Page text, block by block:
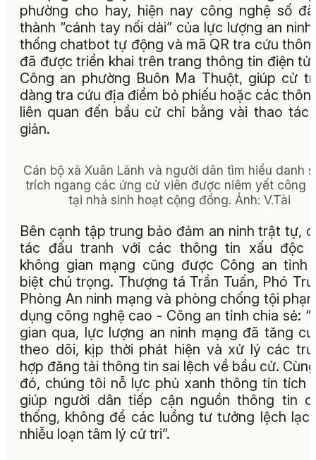
phường cho hay, hiện nay công nghệ số
thành “cánh tay nối dài” của lực lượng an
thống chatbot tự động và mã QR tra cứu
đã được triển khai trên trang thông tin điện tử
Công an phường Buôn Ma Thuột, giúp cử
dàng tra cứu địa điểm bỏ phiếu hoặc các
liên quan đến bầu cử chỉ bằng vài thao tác
giản.
Cán bộ xã Xuân Lãnh và người dân tìm hiểu danh
trích ngang các ứng cử viên được niêm yết công
tại nhà sinh hoạt cộng đồng. Ảnh: V.Tài
Bên cạnh tập trung bảo đảm an ninh trật tự,
tác đấu tranh với các thông tin xấu độc
không gian mạng cũng được Công an tỉnh
biệt chú trọng. Thượng tá Trần Tuấn, Phó
Phòng An ninh mạng và phòng chống tội
dụng công nghệ cao - Công an tỉnh chia sẻ:
gian qua, lực lượng an ninh mạng đã tăng
theo dõi, kịp thời phát hiện và xử lý các
hợp đăng tải thông tin sai lệch về bầu cử.
đó, chúng tôi nỗ lực phủ xanh thông tin tích
giúp người dân tiếp cận nguồn thông tin
thống, không để các luồng tư tưởng lệch lạc
nhiễu loạn tâm lý cử tri”.